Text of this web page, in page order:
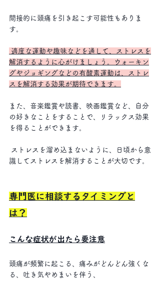
間接的に頭痛を引き起こす可能性もありま
す。
解消するように心がけましょう。ウォーキン
グやジョギングなどの有酸素運動は、ストレ
スを解消する効果が期待できます。
また、音楽鑑賞や読書、映画鑑賞など、自分
の好きなことをすることで、リラックス効果
を得ることができます。
識してストレスを解消することが大切です。
専門医に相談するタイミングと
は？
こんな症状が出たら要注意
頭痛が頻繁に起こる、痛みがどんどん強くな
る、吐き気やめまいを伴う、